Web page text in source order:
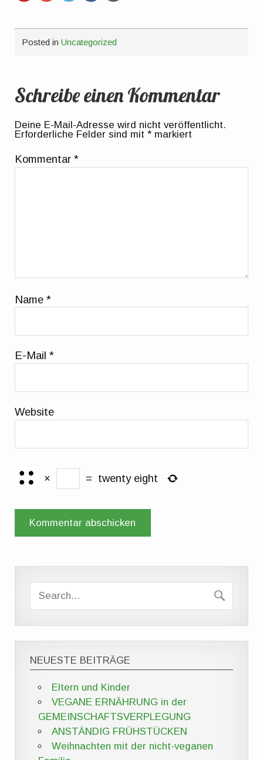
Posted inUncategorized
Schreibe einen Kommentar
Deine E-Mail-Adresse wird nicht veröffentlicht.
Erforderliche Felder sind mit* markiert
Kommentar*
Name*
E-Mail*
Website
× = twenty eight
NEUESTE BEITRÄGE
Eltern und Kinder
VEGANE ERNÄHRUNG in der
GEMEINSCHAFTSVERPLEGUNG
ANSTÄNDIG FRÜHSTÜCKEN
Weihnachten mit der nicht-veganen